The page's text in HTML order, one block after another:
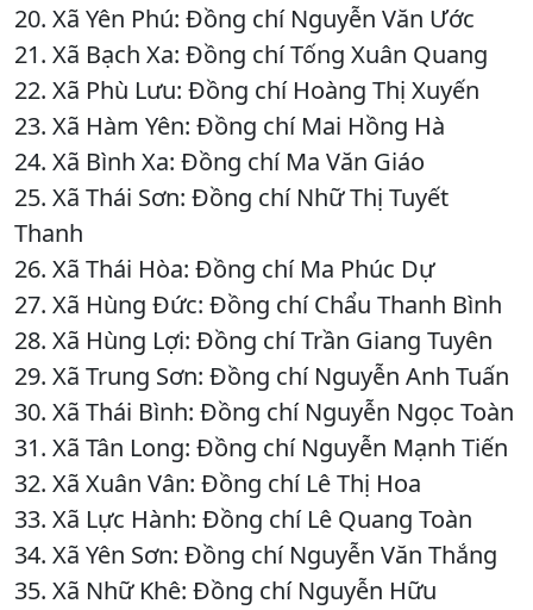
20. Xã Yên Phú: Đồng chí Nguyễn Văn Ước
21. Xã Bạch Xa: Đồng chí Tống Xuân Quang
22. Xã Phù Lưu: Đồng chí Hoàng Thị Xuyến
23. Xã Hàm Yên: Đồng chí Mai Hồng Hà
24. Xã Bình Xa: Đồng chí Ma Văn Giáo
25. Xã Thái Sơn: Đồng chí Nhữ Thị Tuyết
Thanh
26. Xã Thái Hòa: Đồng chí Ma Phúc Dự
27. Xã Hùng Đức: Đồng chí Chẩu Thanh Bình
28. Xã Hùng Lợi: Đồng chí Trần Giang Tuyên
29. Xã Trung Sơn: Đồng chí Nguyễn Anh Tuấn
30. Xã Thái Bình: Đồng chí Nguyễn Ngọc Toàn
31. Xã Tân Long: Đồng chí Nguyễn Mạnh Tiến
32. Xã Xuân Vân: Đồng chí Lê Thị Hoa
33. Xã Lực Hành: Đồng chí Lê Quang Toàn
34. Xã Yên Sơn: Đồng chí Nguyễn Văn Thắng
35. Xã Nhữ Khê: Đồng chí Nguyễn Hữu